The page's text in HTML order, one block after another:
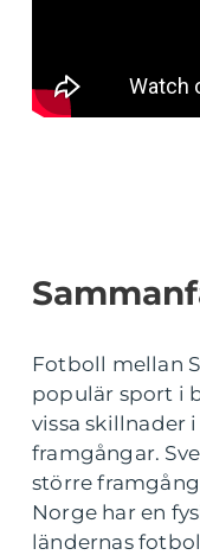
Fotboll mellan
populär sport i
vissa skillnader
framgångar.
större
Norge har en
ländernas